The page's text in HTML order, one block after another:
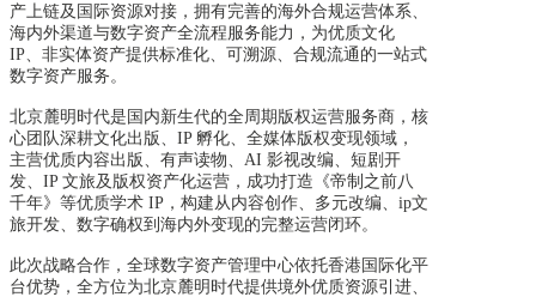
产上链及国际资源对接，拥有完善的海外合规运营体系、
海内外渠道与数字资产全流程服务能力，为优质文化
IP、非实体资产提供标准化、可溯源、合规流通的一站式
数字资产服务。
北京麓明时代是国内新生代的全周期版权运营服务商，核
心团队深耕文化出版、IP 孵化、全媒体版权变现领域，
主营优质内容出版、有声读物、AI 影视改编、短剧开
发、IP 文旅及版权资产化运营，成功打造《帝制之前八
千年》等优质学术 IP，构建从内容创作、多元改编、ip文
旅开发、数字确权到海内外变现的完整运营闭环。
此次战略合作，全球数字资产管理中心依托香港国际化平
台优势，全方位为北京麓明时代提供境外优质资源引进、